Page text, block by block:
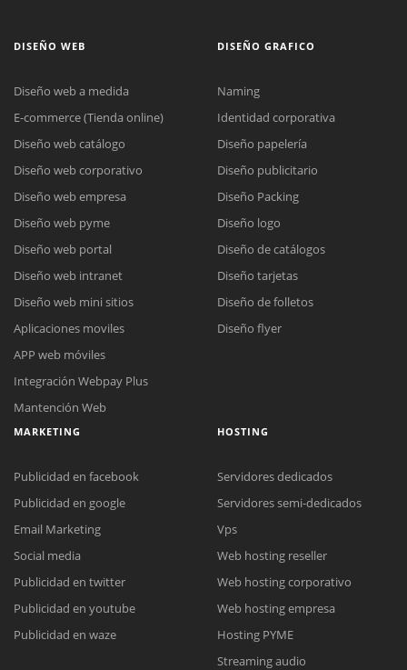
Reunión online
Nuestros ejecutivos le enviarán un correo electrónico con el enlace a
Meet para la reunión online.
Cotización
Todos nuestros ejecutivos están fuera de línea. Complete el formulario
DISEÑO WEB
Diseño web a medida
E-commerce (Tienda online)
Diseño web catálogo
Diseño web corporativo
Diseño web empresa
Diseño web pyme
Diseño web portal
Diseño web intranet
Diseño web mini sitios
Aplicaciones moviles
APP web móviles
Integración Webpay Plus
Mantención Web
DISEÑO GRAFICO
Naming
Identidad corporativa
Diseño papelería
Diseño publicitario
Diseño Packing
Diseño logo
Diseño de catálogos
Diseño tarjetas
Diseño de folletos
Diseño flyer
MARKETING
Publicidad en facebook
Publicidad en google
Email Marketing
Social media
Publicidad en twitter
Publicidad en youtube
Publicidad en waze
HOSTING
Servidores dedicados
Servidores semi-dedicados
Vps
Web hosting reseller
Web hosting corporativo
Web hosting empresa
Hosting PYME
Streaming audio